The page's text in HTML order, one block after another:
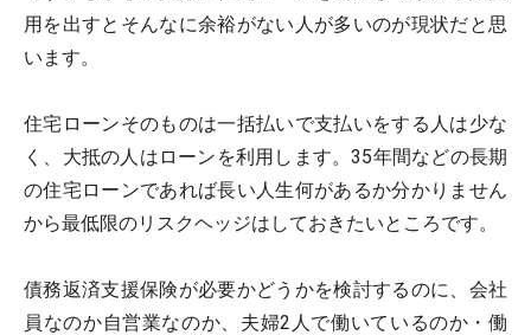
用を出すとそんなに余裕がない人が多いのが現状だと思
います。
住宅ローンそのものは一括払いで支払いをする人は少な
く、大抵の人はローンを利用します。35年間などの長期
の住宅ローンであれば長い人生何があるか分かりません
から最低限のリスクヘッジはしておきたいところです。
債務返済支援保険が必要かどうかを検討するのに、会社
員なのか自営業なのか、夫婦2人で働いているのか・働